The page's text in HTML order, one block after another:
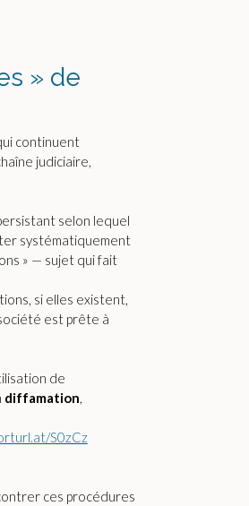
» de
continuent
judiciaire,
selon lequel
systématiquement
» — sujet qui fait
si elles existent,
est prête à
de
diffamation,
S0zCz
ces procédures